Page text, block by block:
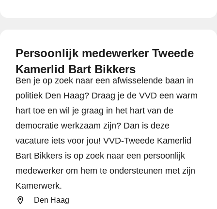
Persoonlijk medewerker Tweede
Kamerlid Bart Bikkers
Ben je op zoek naar een afwisselende baan in
politiek Den Haag? Draag je de VVD een warm
hart toe en wil je graag in het hart van de
democratie werkzaam zijn? Dan is deze
vacature iets voor jou! VVD-Tweede Kamerlid
Bart Bikkers is op zoek naar een persoonlijk
medewerker om hem te ondersteunen met zijn
Kamerwerk.
Den Haag